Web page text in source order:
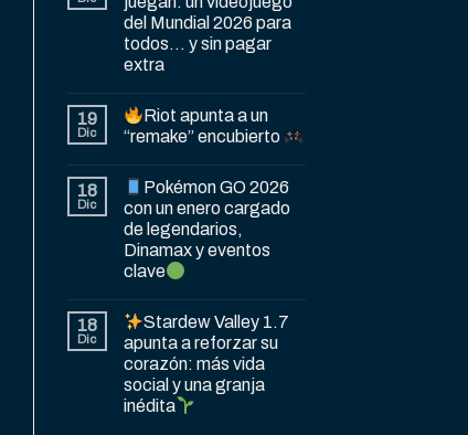
del Mundial 2026 para
todos… y sin pagar
extra
19
Dic
Riot apunta a un
“remake” encubierto
18
Dic
Pokémon GO 2026
con un enero cargado
de legendarios,
Dinamax y eventos
clave
18
Dic
Stardew Valley 1.7
apunta a reforzar su
corazón: más vida
social y una granja
inédita